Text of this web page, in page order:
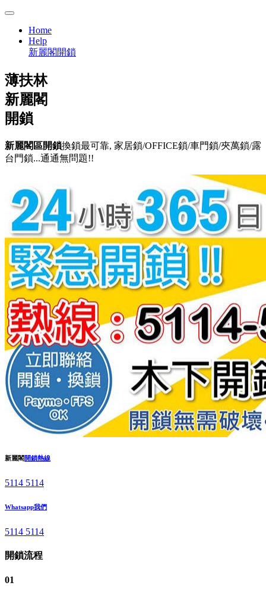
Home
Help
新麗閣開鎖
薄扶林
新麗閣
開鎖
新麗閣區開鎖換鎖最可靠, 家居鎖/OFFICE鎖/車門鎖/夾萬鎖/露
台門鎖...通通無問題!!
新麗閣開鎖熱線
5114 5114
Whatsapp我們
5114 5114
開鎖流程
01